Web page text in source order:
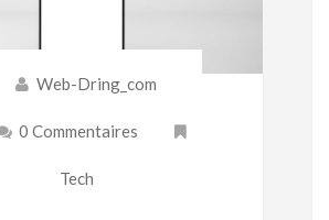
Web-Dring_com
0 Commentaires
Tech